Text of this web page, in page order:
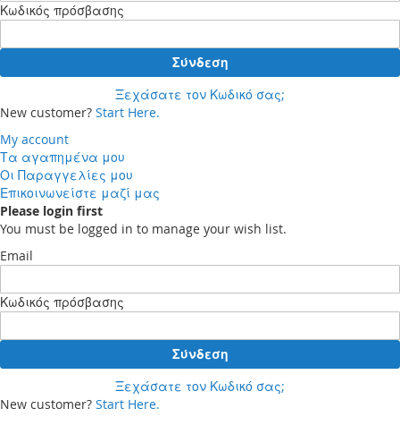
Κωδικός πρόσβασης
Σύνδεση
Ξεχάσατε τον Κωδικό σας;
New customer? Start Here.
My account
Τα αγαπημένα μου
Οι Παραγγελίες μου
Επικοινωνείστε μαζί μας
Please login first
You must be logged in to manage your wish list.
Email
Κωδικός πρόσβασης
Σύνδεση
Ξεχάσατε τον Κωδικό σας;
New customer? Start Here.